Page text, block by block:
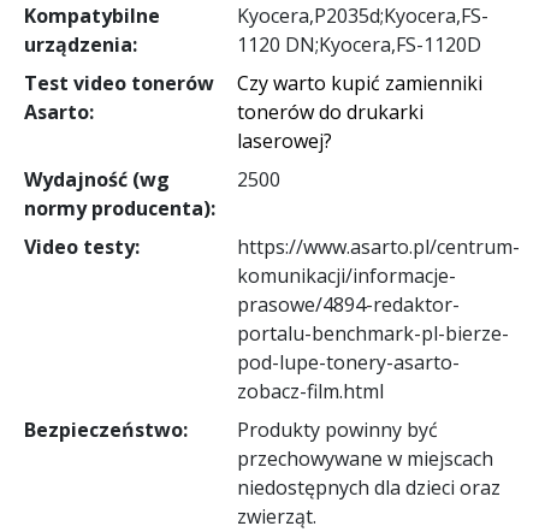
Kompatybilne
urządzenia:
Kyocera,P2035d;Kyocera,FS-
1120 DN;Kyocera,FS-1120D
Test video tonerów
Asarto:
Czy warto kupić zamienniki
tonerów do drukarki
laserowej?
Wydajność (wg
normy producenta):
2500
Video testy:
https://www.asarto.pl/centrum-
komunikacji/informacje-
prasowe/4894-redaktor-
portalu-benchmark-pl-bierze-
pod-lupe-tonery-asarto-
zobacz-film.html
Bezpieczeństwo:
Produkty powinny być
przechowywane w miejscach
niedostępnych dla dzieci oraz
zwierząt.